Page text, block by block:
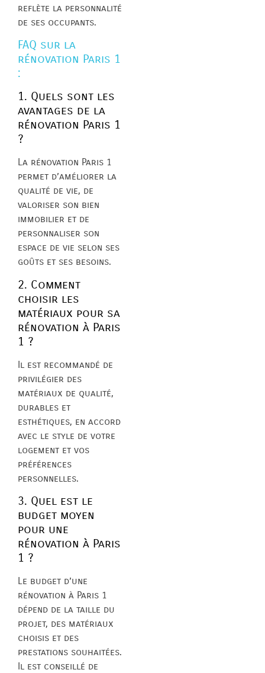
reflète la personnalité
de ses occupants.
FAQ sur la
rénovation Paris 1
:
1. Quels sont les
avantages de la
rénovation Paris 1
?
La rénovation Paris 1
permet d’améliorer la
qualité de vie, de
valoriser son bien
immobilier et de
personnaliser son
espace de vie selon ses
goûts et ses besoins.
2. Comment
choisir les
matériaux pour sa
rénovation à Paris
1 ?
Il est recommandé de
privilégier des
matériaux de qualité,
durables et
esthétiques, en accord
avec le style de votre
logement et vos
préférences
personnelles.
3. Quel est le
budget moyen
pour une
rénovation à Paris
1 ?
Le budget d’une
rénovation à Paris 1
dépend de la taille du
projet, des matériaux
choisis et des
prestations souhaitées.
Il est conseillé de